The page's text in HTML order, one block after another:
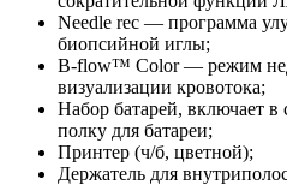
Needle rec — программа
биопсийной иглы;
B-flow™ Color — режим
визуализации кровотока;
Набор батарей, включает в
полку для батареи;
Принтер (ч/б, цветной);
Держатель для